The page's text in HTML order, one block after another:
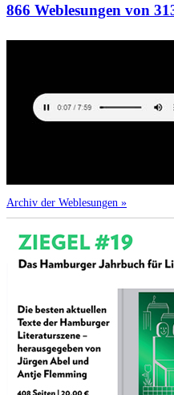
866 Weblesungen von
Archiv der Weblesungen »